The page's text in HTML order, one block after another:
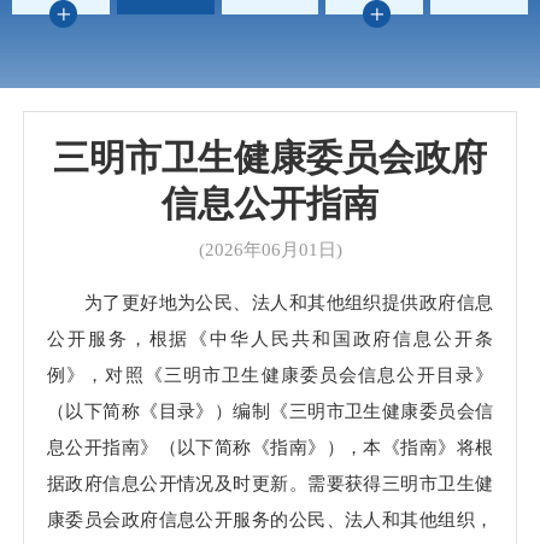
三明市卫生健康委员会政府
信息公开指南
(2026年06月01日)
为了更好地为公民、法人和其他组织提供政府信息
公开服务，根据《中华人民共和国政府信息公开条
例》，对照《三明市卫生健康委员会信息公开目录》
（以下简称《目录》）编制《三明市卫生健康委员会信
息公开指南》（以下简称《指南》），本《指南》将根
据政府信息公开情况及时更新。需要获得三明市卫生健
康委员会政府信息公开服务的公民、法人和其他组织，